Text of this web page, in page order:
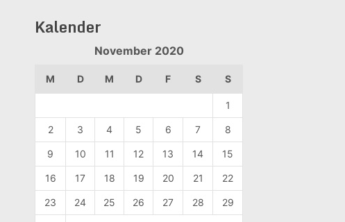
Kalender
November 2020
M D M D F S S
1
2 3 4 5 6 7 8
9 10 11 12 13 14 15
16 17 18 19 20 21 22
23 24 25 26 27 28 29